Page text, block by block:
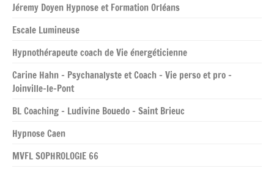
Jéremy Doyen Hypnose et Formation Orléans
Escale Lumineuse
Hypnothérapeute coach de Vie énergéticienne
Carine Hahn – Psychanalyste et Coach – Vie perso et pro –
Joinville-le-Pont
BL Coaching – Ludivine Bouedo – Saint Brieuc
Hypnose Caen
MVFL SOPHROLOGIE 66